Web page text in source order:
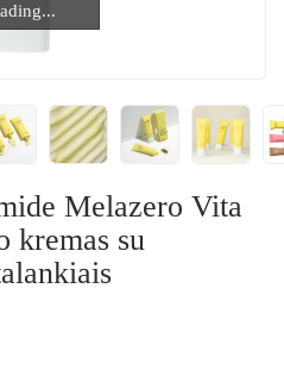
Melazero Vita
kremas su